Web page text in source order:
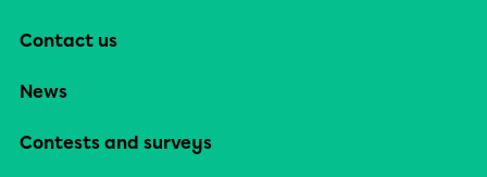
Contact us
News
Contests and surveys